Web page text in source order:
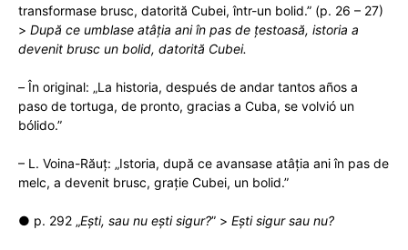
transformase brusc, datorită Cubei, într-un bolid.” (p. 26 – 27)
> După ce umblase atâția ani în pas de țestoasă, istoria a
devenit brusc un bolid, datorită Cubei.
– În original: „La historia, después de andar tantos años a
paso de tortuga, de pronto, gracias a Cuba, se volvió un
bólido.”
– L. Voina-Răuț: „Istoria, după ce avansase atâţia ani în pas de
melc, a devenit brusc, graţie Cubei, un bolid.”
● p. 292 „Ești, sau nu ești sigur?” > Ești sigur sau nu?